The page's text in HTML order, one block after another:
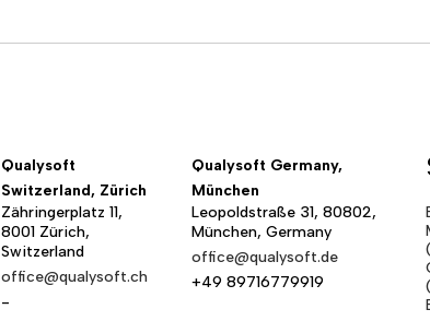
Qualysoft
Switzerland, Zürich
Zähringerplatz 11,
8001 Zürich,
Switzerland
office@qualysoft.ch
-
Qualysoft Germany,
München
Leopoldstraße 31, 80802,
München, Germany
office@qualysoft.de
+49 89716779919